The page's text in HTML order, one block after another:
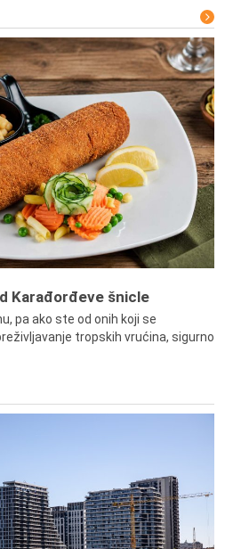
Karađorđeve šnicle
pa ako ste od onih koji se
tropskih vrućina, sigurno